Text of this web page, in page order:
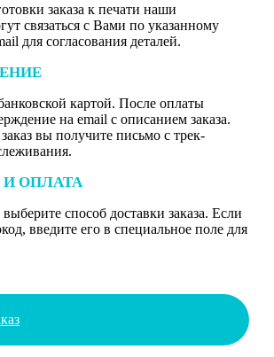
заказа к печати наши
связаться с Вами по указанному
для согласования деталей.
картой. После оплаты
на email с описанием заказа.
вы получите письмо с трек-
И ОПЛАТА
способ доставки заказа. Если
введите его в специальное поле для